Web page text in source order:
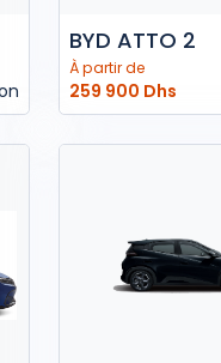
BYD ATTO 2
À partir de
259 900 Dhs